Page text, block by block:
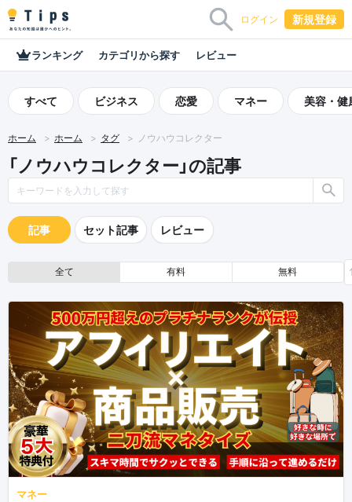
ログイン 新規登録
ランキング カテゴリから探す レビュー
すべて ビジネス 恋愛 マネー 美容・健
ホーム ホーム タグ ノウハウコレクター
「ノウハウコレクター」の記事
記事 セット記事 レビュー
全て 有料 無料
マネー